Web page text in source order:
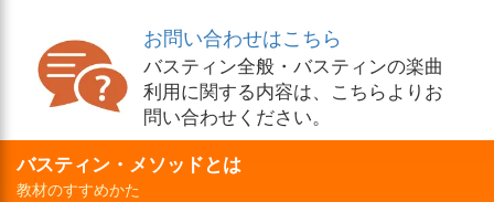
お問い合わせはこちら
バスティン全般・バスティンの楽曲
利用に関する内容は、こちらよりお
問い合わせください。
バスティン・メソッドとは
教材のすすめかた